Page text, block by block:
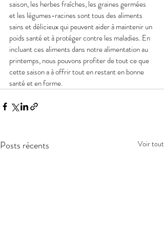
saison, les herbes fraîches, les graines germées
et les légumes-racines sont tous des aliments
sains et délicieux qui peuvent aider à maintenir un
poids santé et à protéger contre les maladies. En
incluant ces aliments dans notre alimentation au
printemps, nous pouvons profiter de tout ce que
cette saison a à offrir tout en restant en bonne
santé et en forme.
Posts récents Voir tout